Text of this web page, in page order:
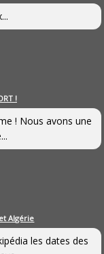
!
! Nous avons une
Algérie
les dates des